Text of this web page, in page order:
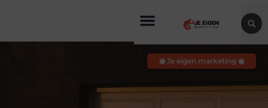
◉ Je eigen marketing ◉